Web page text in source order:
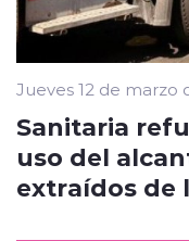
Jueves 12 de marzo
Sanitaria
uso del
extraídos de